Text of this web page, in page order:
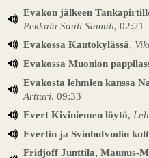
Evakon jälkeen
Pekkala Sauli Samuli, 02:21
Evakossa Kantokylässä,
Evakossa Muonion
Evakosta lehmien kanssa
Artturi, 09:33
Evert Kiviniemen löytö,
Evertin ja Svinhufvudin
Fridjoff Junttila, Maunus-